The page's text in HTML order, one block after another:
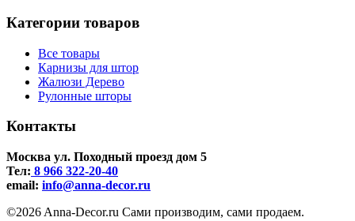
Категории товаров
Все товары
Карнизы для штор
Жалюзи Дерево
Рулонные шторы
Контакты
Москва ул. Походный проезд дом 5
Тел: 8 966 322-20-40
email: info@anna-deсor.ru
©2026 Anna-Decor.ru Сами производим, сами продаем.